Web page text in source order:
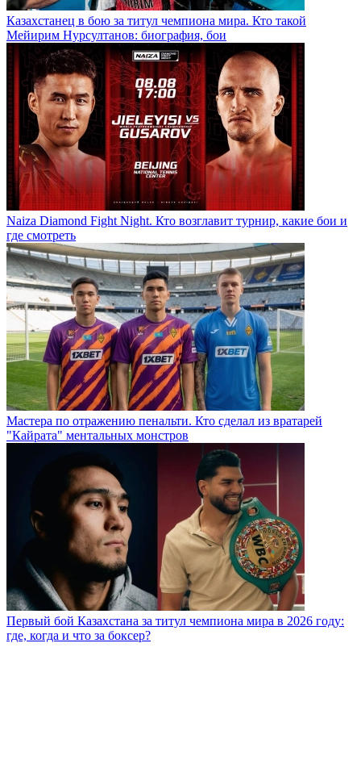
Казахстанец в бою за титул чемпиона мира. Кто такой
Мейирим Нурсултанов: биография, бои
Naiza Diamond Fight Night. Кто возглавит турнир, какие бои и
где смотреть
Мастера по отражению пенальти. Кто сделал из вратарей
"Кайрата" ментальных монстров
Первый бой Казахстана за титул чемпиона мира в 2026 году:
где, когда и что за боксер?